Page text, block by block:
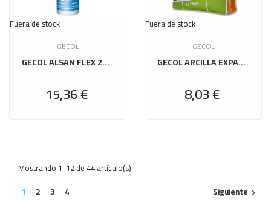
Fuera de stock
GECOL
GECOL ALSAN FLEX 2925 TR CT 290 ML
15,36 €
Fuera de stock
GECOL
GECOL ARCILLA EXPANDIDA 8/16 50 L
8,03 €
Mostrando 1-12 de 44 artículo(s)
1
2 3 4 Siguiente 